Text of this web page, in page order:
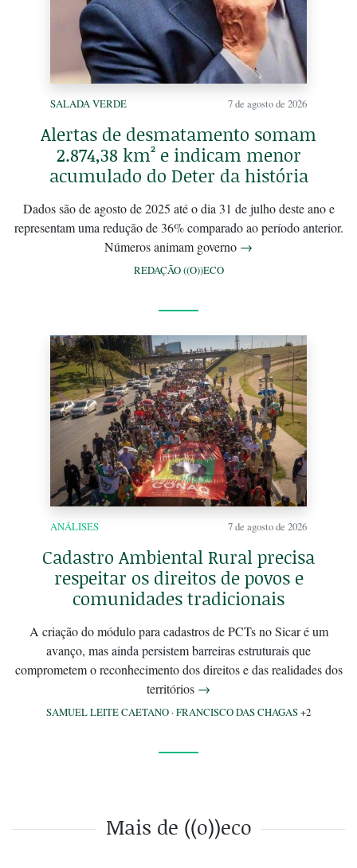
SALADA VERDE 7 de agosto de 2026
Alertas de desmatamento somam
2.874,38 km² e indicam menor
acumulado do Deter da história
Dados são de agosto de 2025 até o dia 31 de julho deste ano e
representam uma redução de 36% comparado ao período anterior.
Números animam governo →
REDAÇÃO ((O))ECO
ANÁLISES 7 de agosto de 2026
Cadastro Ambiental Rural precisa
respeitar os direitos de povos e
comunidades tradicionais
A criação do módulo para cadastros de PCTs no Sicar é um
avanço, mas ainda persistem barreiras estruturais que
comprometem o reconhecimento dos direitos e das realidades dos
territórios →
SAMUEL LEITE CAETANO ·FRANCISCO DAS CHAGAS+2
Mais de ((o))eco